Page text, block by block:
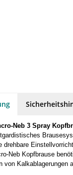
Neb 3 Spray
drehbare
Neb Kopfbrause
von Kalkablagerungen